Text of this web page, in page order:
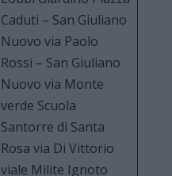
Caduti – San Giuliano
Nuovo via Paolo
Rossi – San Giuliano
Nuovo via Monte
verde Scuola
Santorre di Santa
Rosa via Di Vittorio
viale Milite Ignoto